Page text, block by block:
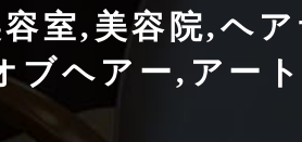
容室,美容院,
ブヘアー,アー